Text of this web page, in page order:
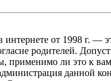
от 1998 г.
родителей.
ли это к
данной